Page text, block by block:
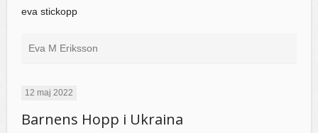
eva stickopp
Eva M Eriksson
12 maj 2022
Barnens Hopp i Ukraina